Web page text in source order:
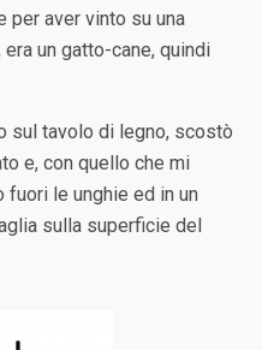
per aver vinto su una
un gatto-cane, quindi
sul tavolo di legno, scostò
e, con quello che mi
le unghie ed in un
sulla superficie del